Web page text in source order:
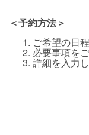
＜予約方法＞
ご希望の日
必要事項を
詳細を入力